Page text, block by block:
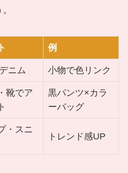
例
ニム 小物で色リンク
靴でア
黒パンツ×カラ
ーバッグ
・スニ
トレンド感UP